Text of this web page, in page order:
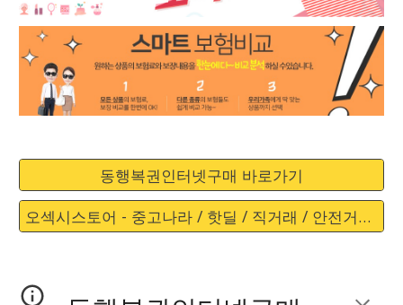
동행복권인터넷구매 바로가기
오섹시스토어 - 중고나라 / 핫딜 / 직거래 / 안전거래 바로가기